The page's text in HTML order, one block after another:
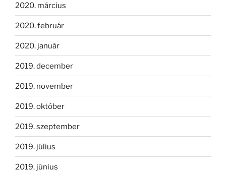
2020. március
2020. február
2020. január
2019. december
2019. november
2019. október
2019. szeptember
2019. július
2019. június